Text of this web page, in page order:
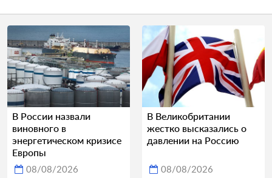
В России назвали
виновного в
энергетическом кризисе
Европы
08/08/2026
В Великобритании
жестко высказались о
давлении на Россию
08/08/2026